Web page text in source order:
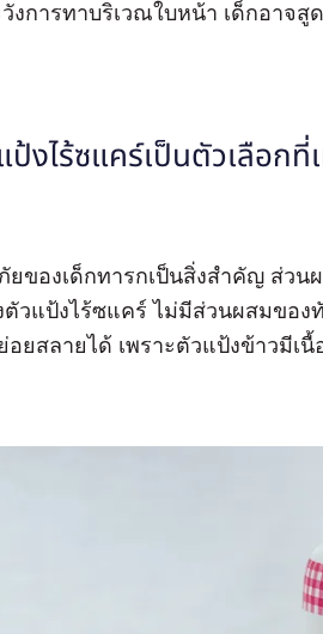
งการทาบริเวณใบหน้า เด็กอาจสู
งไร้ซแคร์เป็นตัวเลือกที่
ยของเด็กทารกเป็นสิ่งสำคัญ ส่วน
ตัวแป้งไร้ซแคร์ ไม่มีส่วนผสมของ
ยสลายได้ เพราะตัวแป้งข้าวมีเ